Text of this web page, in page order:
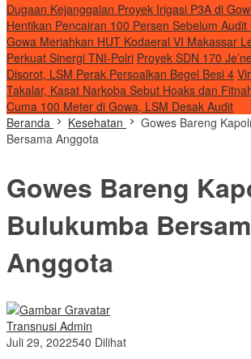
Dugaan Kejanggalan Proyek Irigasi P3A di
Hentikan Pencairan 100 Persen Sebelum Audit
Gowa Meriahkan HUT Kodaeral VI Makassar
Perkuat Sinergi TNI-Polri Proyek SDN 170
Disorot, LSM Perak Persoalkan Begel Besi 4
Takalar, Kasat Narkoba Sebut Hoaks dan
Cuma 100 Meter di Gowa, LSM Desak Audit
Beranda
Kesehatan
Gowes Bareng
Bersama Anggota
Gowes Bareng
Bulukumba
Anggota
Transnusi Admin
Juli 29, 2022540 Dilihat